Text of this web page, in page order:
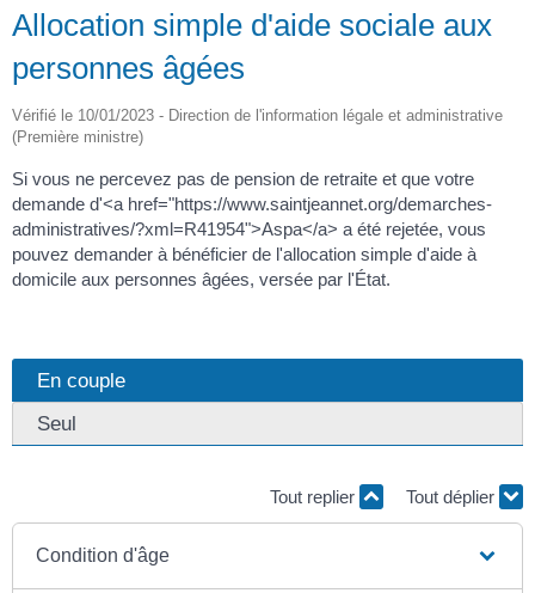
Allocation simple d'aide sociale aux
personnes âgées
Vérifié le 10/01/2023 - Direction de l'information légale et administrative
(Première ministre)
Si vous ne percevez pas de pension de retraite et que votre
demande d'<a href="https://www.saintjeannet.org/demarches-
administratives/?xml=R41954">Aspa</a> a été rejetée, vous
pouvez demander à bénéficier de l'allocation simple d'aide à
domicile aux personnes âgées, versée par l'État.
En couple
Seul
Tout replier Tout déplier
Condition d'âge